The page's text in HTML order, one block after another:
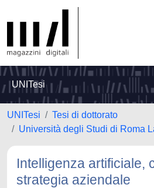
UNITesi
UNITesi
Tesi di dottorato
Università degli Studi di Roma
Intelligenza artificiale,
strategia aziendale